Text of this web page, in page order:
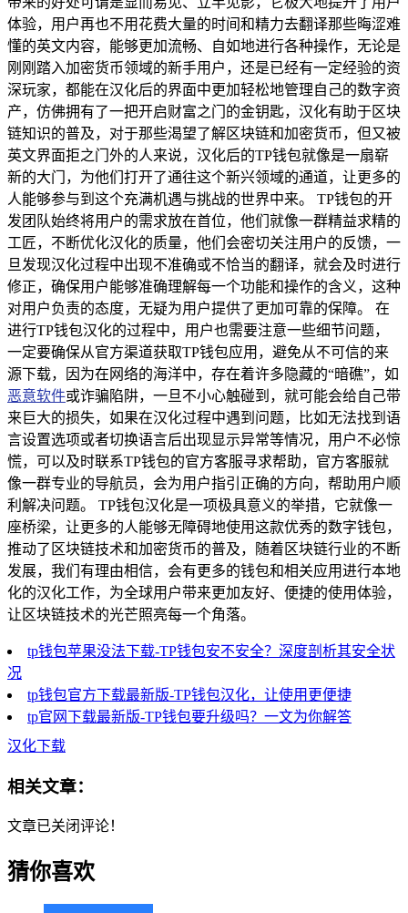
体验，用户再也不用花费大量的时间和精力去翻译那些晦涩难
懂的英文内容，能够更加流畅、自如地进行各种操作，无论是
刚刚踏入加密货币领域的新手用户，还是已经有一定经验的资
深玩家，都能在汉化后的界面中更加轻松地管理自己的数字资
产，仿佛拥有了一把开启财富之门的金钥匙，汉化有助于区块
链知识的普及，对于那些渴望了解区块链和加密货币，但又被
英文界面拒之门外的人来说，汉化后的TP钱包就像是一扇崭
新的大门，为他们打开了通往这个新兴领域的通道，让更多的
人能够参与到这个充满机遇与挑战的世界中来。 TP钱包的开
发团队始终将用户的需求放在首位，他们就像一群精益求精的
工匠，不断优化汉化的质量，他们会密切关注用户的反馈，一
旦发现汉化过程中出现不准确或不恰当的翻译，就会及时进行
修正，确保用户能够准确理解每一个功能和操作的含义，这种
对用户负责的态度，无疑为用户提供了更加可靠的保障。 在
进行TP钱包汉化的过程中，用户也需要注意一些细节问题，
一定要确保从官方渠道获取TP钱包应用，避免从不可信的来
源下载，因为在网络的海洋中，存在着许多隐藏的“暗礁”，如
恶意软件或诈骗陷阱，一旦不小心触碰到，就可能会给自己带
来巨大的损失，如果在汉化过程中遇到问题，比如无法找到语
言设置选项或者切换语言后出现显示异常等情况，用户不必惊
慌，可以及时联系TP钱包的官方客服寻求帮助，官方客服就
像一群专业的导航员，会为用户指引正确的方向，帮助用户顺
利解决问题。 TP钱包汉化是一项极具意义的举措，它就像一
座桥梁，让更多的人能够无障碍地使用这款优秀的数字钱包，
推动了区块链技术和加密货币的普及，随着区块链行业的不断
发展，我们有理由相信，会有更多的钱包和相关应用进行本地
化的汉化工作，为全球用户带来更加友好、便捷的使用体验，
让区块链技术的光芒照亮每一个角落。
tp钱包苹果没法下载-TP钱包安不安全？深度剖析其安全状
况
tp钱包官方下载最新版-TP钱包汉化，让使用更便捷
tp官网下载最新版-TP钱包要升级吗？一文为你解答
汉化下载
相关文章：
文章已关闭评论！
猜你喜欢